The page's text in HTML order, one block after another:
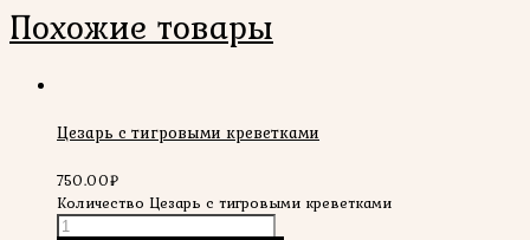
Похожие товары
Цезарь с тигровыми креветками
750.00₽
Количество Цезарь с тигровыми креветками